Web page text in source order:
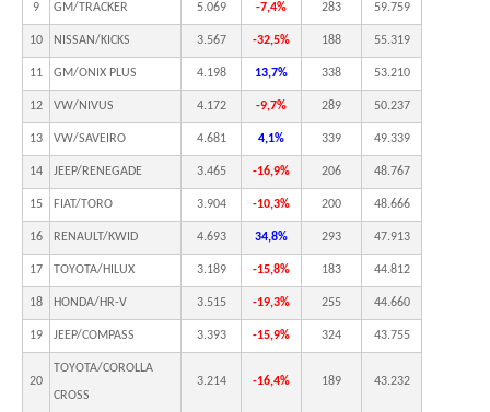
9 GM/TRACKER 5.069 -7,4% 283 59.759
10 NISSAN/KICKS 3.567 -32,5% 188 55.319
11 GM/ONIX PLUS 4.198 13,7% 338 53.210
12 VW/NIVUS 4.172 -9,7% 289 50.237
13 VW/SAVEIRO 4.681 4,1% 339 49.339
14 JEEP/RENEGADE 3.465 -16,9% 206 48.767
15 FIAT/TORO 3.904 -10,3% 200 48.666
16 RENAULT/KWID 4.693 34,8% 293 47.913
17 TOYOTA/HILUX 3.189 -15,8% 183 44.812
18 HONDA/HR-V 3.515 -19,3% 255 44.660
19 JEEP/COMPASS 3.393 -15,9% 324 43.755
20
TOYOTA/COROLLA
CROSS
3.214 -16,4% 189 43.232